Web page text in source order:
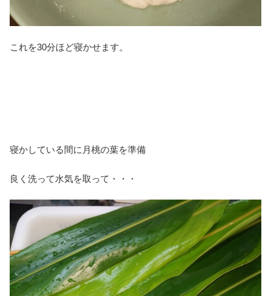
これを30分ほど寝かせます。
寝かしている間に月桃の葉を準備
良く洗って水気を取って・・・